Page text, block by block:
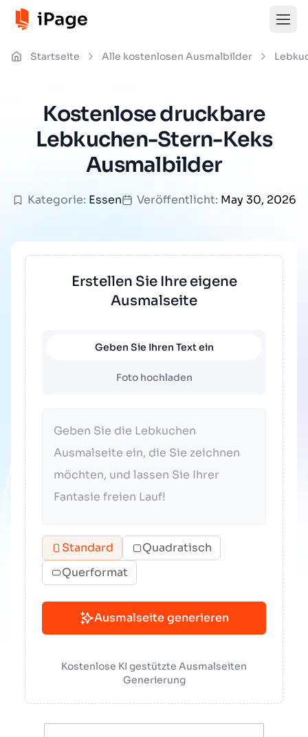
Startseite Alle kostenlosen Ausmalbilder
Kostenlose druckbare
Lebkuchen-Stern-Keks
Ausmalbilder
Kategorie: Essen Veröffentlicht: May 30, 2026
Erstellen Sie Ihre eigene
Ausmalseite
Geben Sie Ihren Text ein
Foto hochladen
Standard
Quadratisch
Querformat
Ausmalseite generieren
Kostenlose KI gestützte Ausmalseiten
Generierung